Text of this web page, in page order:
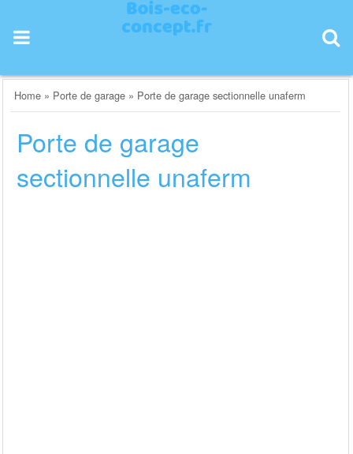
content
Home » Porte de garage » Porte de garage sectionnelle unaferm
Porte de garage
sectionnelle unaferm